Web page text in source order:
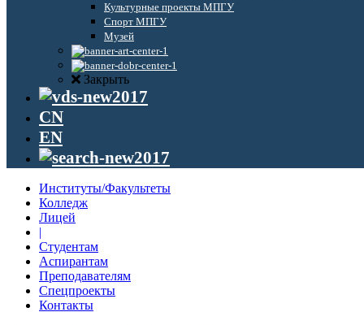
Культурные проекты МПГУ
Спорт МПГУ
Музей
Закрыть
CN
EN
Институты/Факультеты
Колледж
Лицей
|
Студентам
Аспирантам
Преподавателям
Спецпроекты
Контакты